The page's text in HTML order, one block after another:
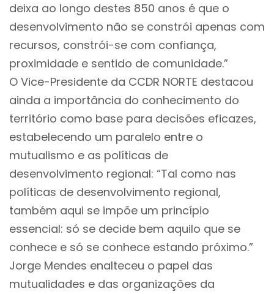
deixa ao longo destes 850 anos é que o
desenvolvimento não se constrói apenas com
recursos, constrói-se com confiança,
proximidade e sentido de comunidade.”
O Vice-Presidente da CCDR NORTE destacou
ainda a importância do conhecimento do
território como base para decisões eficazes,
estabelecendo um paralelo entre o
mutualismo e as políticas de
desenvolvimento regional: “Tal como nas
políticas de desenvolvimento regional,
também aqui se impõe um princípio
essencial: só se decide bem aquilo que se
conhece e só se conhece estando próximo.”
Jorge Mendes enalteceu o papel das
mutualidades e das organizações da